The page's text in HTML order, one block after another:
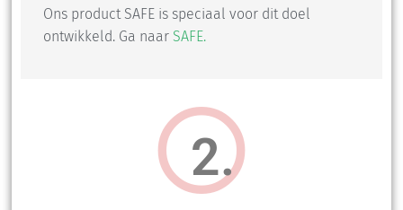
Ons product SAFE is speciaal voor dit doel
ontwikkeld. Ga naar SAFE.
2.